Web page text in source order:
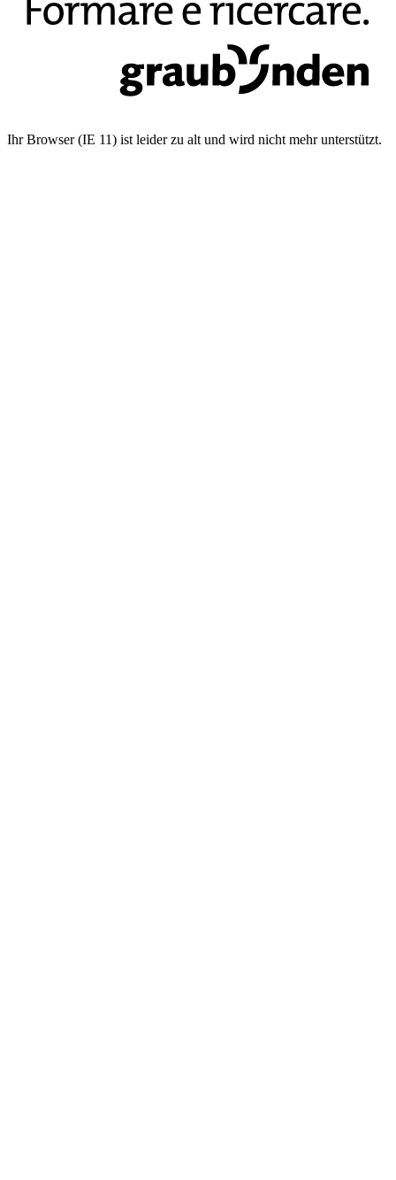
Ihr Browser (IE 11) ist leider zu alt und wird nicht mehr unterstützt.